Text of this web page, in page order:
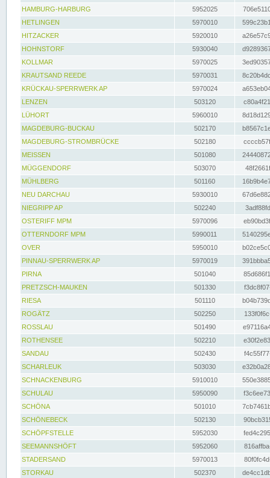
HAMBURG-HARBURG
5952025
HETLINGEN
5970010
HITZACKER
5920010
HOHNSTORF
5930040
KOLLMAR
5970025
KRAUTSAND REEDE
5970031
KRÜCKAU-SPERRWERK AP
5970024
LENZEN
503120
LÜHORT
5960010
MAGDEBURG-BUCKAU
502170
MAGDEBURG-STROMBRÜCKE
502180
MEISSEN
501080
MÜGGENDORF
503070
MÜHLBERG
501160
NEU DARCHAU
5930010
NIEGRIPP AP
502240
OSTERIFF MPM
5970096
OTTERNDORF MPM
5990011
OVER
5950010
PINNAU-SPERRWERK AP
5970019
PIRNA
501040
PRETZSCH-MAUKEN
501330
RIESA
501110
ROGÄTZ
502250
ROSSLAU
501490
ROTHENSEE
502210
SANDAU
502430
SCHARLEUK
503030
SCHNACKENBURG
5910010
SCHULAU
5950090
SCHÖNA
501010
SCHÖNEBECK
502130
SCHÖPFSTELLE
5952030
SEEMANNSHÖFT
5952060
STADERSAND
5970013
STORKAU
502370